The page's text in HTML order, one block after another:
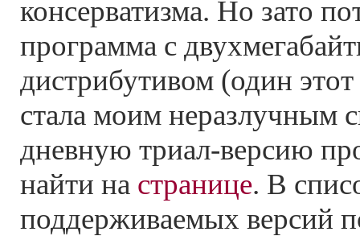
консерватизма. Но зато
программа с
дистрибутивом (один
стала моим неразлучным
дневную триал-версию
найти на странице. В
поддерживаемых версий